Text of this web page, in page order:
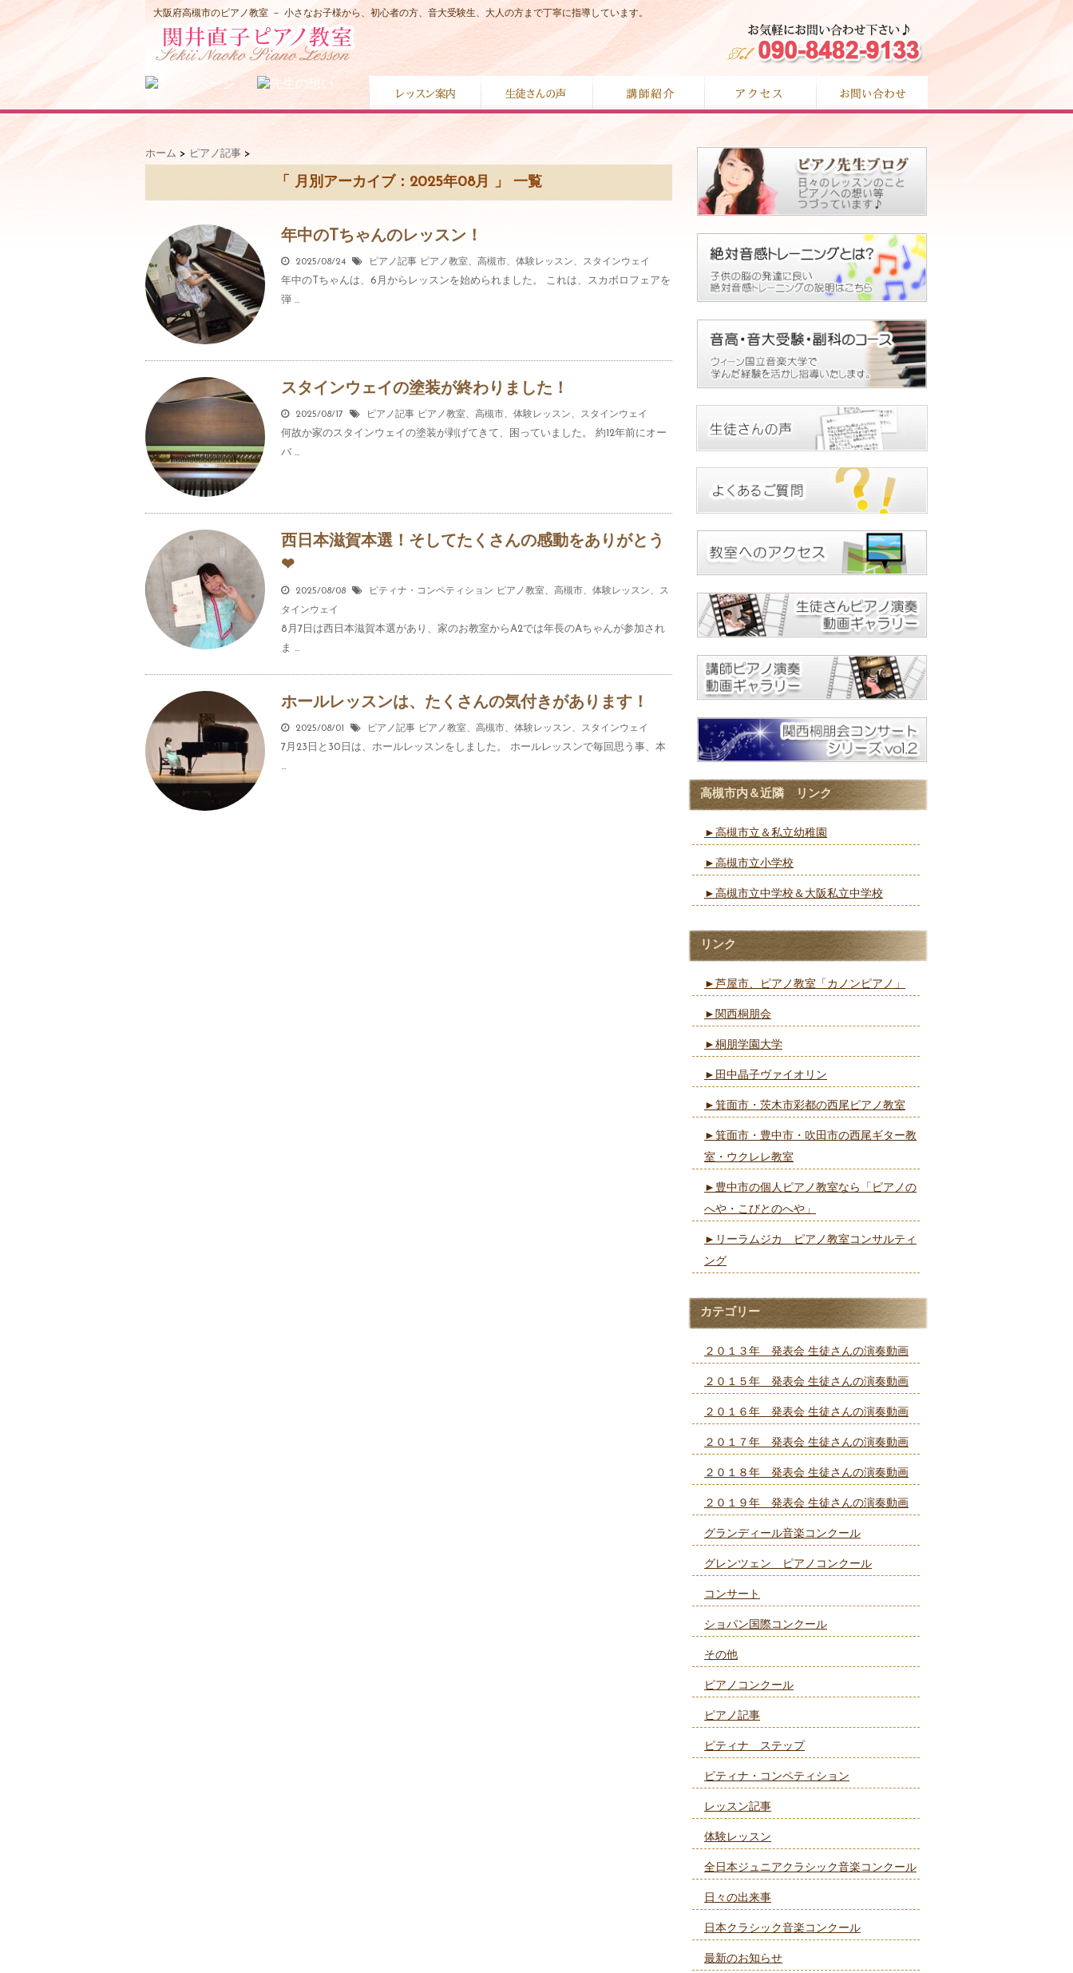
大阪府高槻市のピアノ教室 － 小さなお子様から、初心者の方、音大受験生、大人の方まで丁寧に指導しています。
ホーム > ピアノ記事 >
「 月別アーカイブ：2025年08月 」 一覧
年中のTちゃんのレッスン！
2025/08/24 ピアノ記事 ピアノ教室、高槻市、体験レッスン、スタインウェイ
年中のTちゃんは、6月からレッスンを始められました。 これは、スカボロフェアを
弾 …
スタインウェイの塗装が終わりました！
2025/08/17 ピアノ記事 ピアノ教室、高槻市、体験レッスン、スタインウェイ
何故か家のスタインウェイの塗装が剥げてきて、困っていました。 約12年前にオー
バ …
西日本滋賀本選！そしてたくさんの感動をありがとう
❤
2025/08/08 ピティナ・コンペティション
ピアノ教室、高槻市、体験レッスン、ス
タインウェイ
8月7日は西日本滋賀本選があり、家のお教室からA2では年長のAちゃんが参加され
ま …
ホールレッスンは、たくさんの気付きがあります！
2025/08/01 ピアノ記事 ピアノ教室、高槻市、体験レッスン、スタインウェイ
7月23日と30日は、ホールレッスンをしました。 ホールレッスンで毎回思う事、本
…
高槻市内＆近隣 リンク
►高槻市立＆私立幼稚園
►高槻市立小学校
►高槻市立中学校＆大阪私立中学校
リンク
►芦屋市、ピアノ教室「カノンピアノ」
►関西桐朋会
►桐朋学園大学
►田中晶子ヴァイオリン
►箕面市・茨木市彩都の西尾ピアノ教室
►箕面市・豊中市・吹田市の西尾ギター教
室・ウクレレ教室
►豊中市の個人ピアノ教室なら「ピアノの
へや・こびとのへや」
►リーラムジカ ピアノ教室コンサルティ
ング
カテゴリー
２０１３年 発表会 生徒さんの演奏動画
２０１５年 発表会 生徒さんの演奏動画
２０１６年 発表会 生徒さんの演奏動画
２０１７年 発表会 生徒さんの演奏動画
２０１８年 発表会 生徒さんの演奏動画
２０１９年 発表会 生徒さんの演奏動画
グランディール音楽コンクール
グレンツェン ピアノコンクール
コンサート
ショパン国際コンクール
その他
ピアノコンクール
ピアノ記事
ピティナ ステップ
ピティナ・コンペティション
レッスン記事
体験レッスン
全日本ジュニアクラシック音楽コンクール
日々の出来事
日本クラシック音楽コンクール
最新のお知らせ